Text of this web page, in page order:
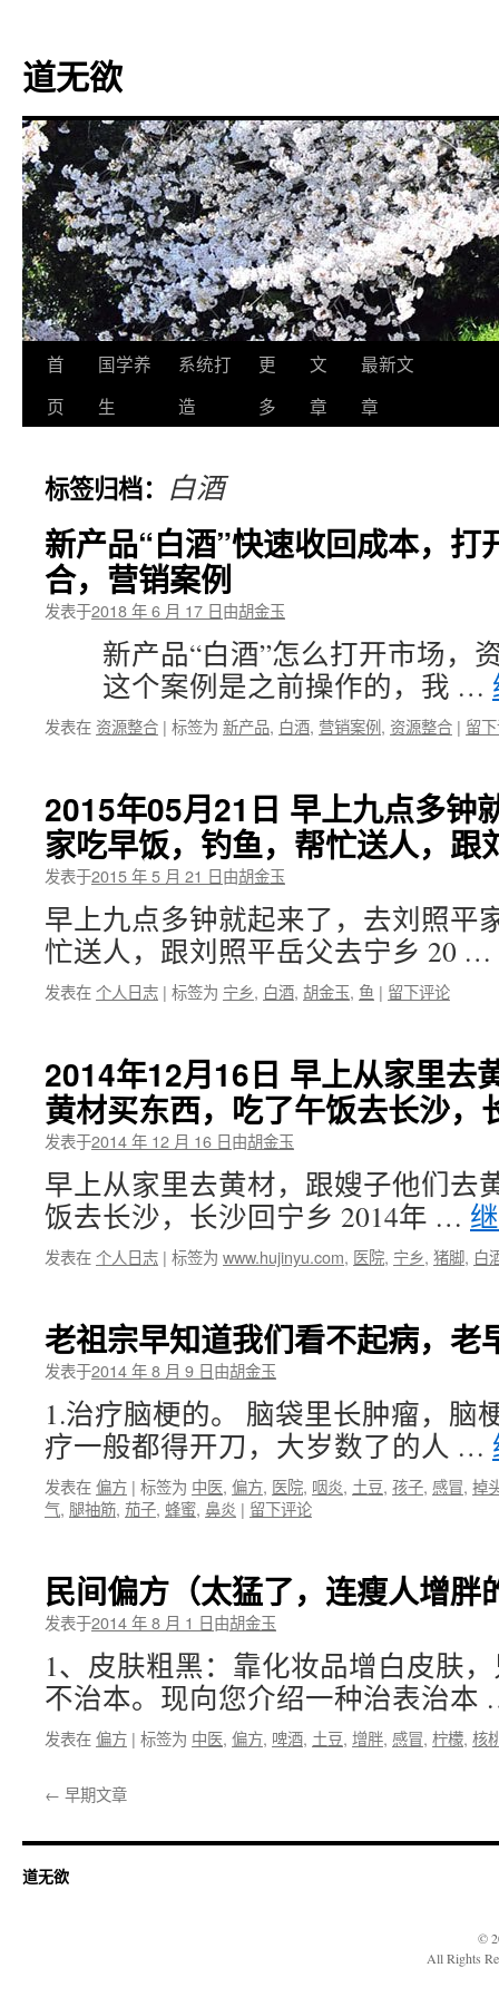
道无欲
跳
文
首
页
国学养
生
系统打
造
更
多
文
章
最新文
章
标签归档： 白酒
新产品“白酒”快速收回成本，打
合，营销案例
发表于2018 年 6 月 17 日由胡金玉
新产品“白酒”怎么打开市场，
这个案例是之前操作的，我 …
发表在 资源整合 | 标签为 新产品, 白酒, 营销案例, 资源整合 | 留
2015年05月21日 早上九点多钟
家吃早饭，钓鱼，帮忙送人，跟
发表于2015 年 5 月 21 日由胡金玉
早上九点多钟就起来了，去刘照平
忙送人，跟刘照平岳父去宁乡 20 …
发表在个人日志 | 标签为 宁乡, 白酒, 胡金玉, 鱼 | 留下评论
2014年12月16日 早上从家里去
黄材买东西，吃了午饭去长沙，
发表于2014 年 12 月 16 日由胡金玉
早上从家里去黄材，跟嫂子他们去
饭去长沙，长沙回宁乡 2014年 …
发表在个人日志 | 标签为 www.hujinyu.com, 医院, 宁乡, 猪脚, 白
老祖宗早知道我们看不起病，老
发表于2014 年 8 月 9 日由胡金玉
1.治疗脑梗的。 脑袋里长肿瘤，脑
疗一般都得开刀，大岁数了的人 …
发表在偏方 | 标签为 中医, 偏方, 医院, 咽炎, 土豆, 孩子, 感冒, 掉
气, 腿抽筋, 茄子, 蜂蜜, 鼻炎 | 留下评论
民间偏方（太猛了，连瘦人增胖
发表于2014 年 8 月 1 日由胡金玉
1、皮肤粗黑：靠化妆品增白皮肤
不治本。现向您介绍一种治表治
发表在偏方 | 标签为 中医, 偏方, 啤酒, 土豆, 增胖, 感冒, 柠檬, 核
← 早期文章
道无欲
©
All Rights